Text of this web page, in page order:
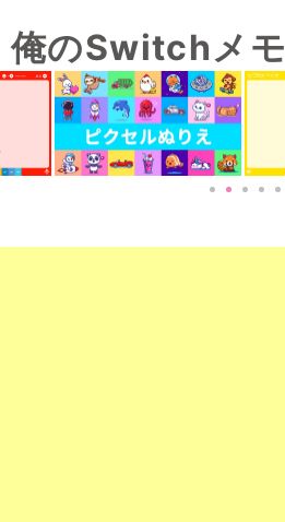
俺のSwitchメモ